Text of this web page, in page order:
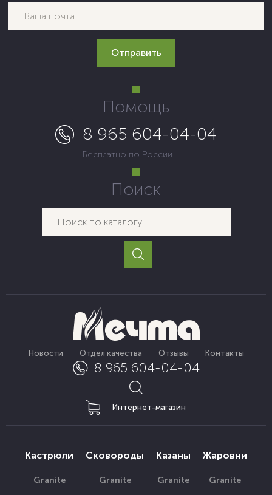
Помощь
8 965 604-04-04
Бесплатно по России
Поиск
Новости Отдел качества Отзывы Контакты
8 965 604-04-04
Интернет-магазин
Кастрюли
Granite
Сковороды
Granite
Казаны
Granite
Жаровни
Granite